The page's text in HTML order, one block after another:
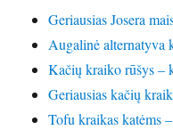
Geriausias Josera
Augalinė alternatyva
Kačių kraiko rūšys –
Geriausias kačių
Tofu kraikas katėms